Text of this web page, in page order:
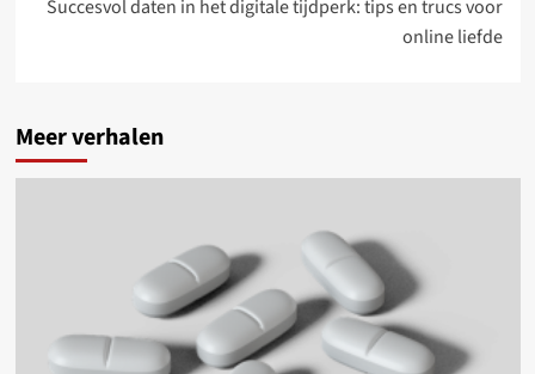
Succesvol daten in het digitale tijdperk: tips en trucs voor
online liefde
Meer verhalen